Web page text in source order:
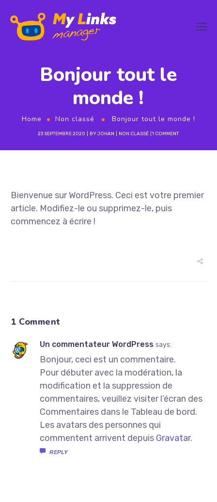
Bonjour tout le
monde !
Home Non classé Bonjour tout le monde !
23 SEPTEMBRE 2020 BYJOHAN NON CLASSÉ 1 COMMENT
Bienvenue sur WordPress. Ceci est votre premier
article. Modifiez-le ou supprimez-le, puis
commencez à écrire !
1 Comment
Un commentateur WordPress says:
Bonjour, ceci est un commentaire.
Pour débuter avec la modération, la
modification et la suppression de
commentaires, veuillez visiter l’écran des
Commentaires dans le Tableau de bord.
Les avatars des personnes qui
commentent arrivent depuis Gravatar.
REPLY